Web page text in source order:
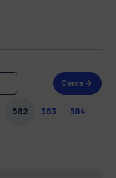
Cerca
582 583 584